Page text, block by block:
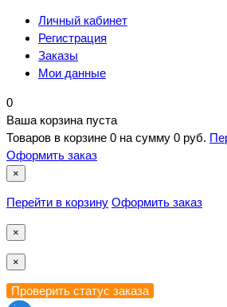
Личный кабинет
Регистрация
Заказы
Мои данные
0
Ваша корзина пуста
Товаров в корзине 0 на сумму 0 руб.
Оформить заказ
×
Перейти в корзину Оформить заказ
×
×